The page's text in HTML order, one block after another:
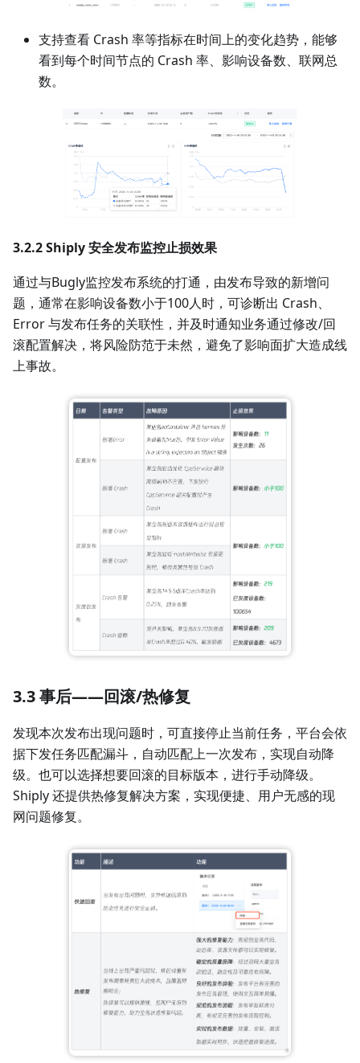
支持查看 Crash 率等指标在时间上的变化趋势，能够
看到每个时间节点的 Crash 率、影响设备数、联网总
数。
3.2.2 Shiply 安全发布监控止损效果
通过与Bugly监控发布系统的打通，由发布导致的新增问
题，通常在影响设备数小于100人时，可诊断出 Crash、
Error 与发布任务的关联性，并及时通知业务通过修改/回
滚配置解决，将风险防范于未然，避免了影响面扩大造成线
上事故。
3.3 事后——回滚/热修复
发现本次发布出现问题时，可直接停止当前任务，平台会依
据下发任务匹配漏斗，自动匹配上一次发布，实现自动降
级。也可以选择想要回滚的目标版本，进行手动降级。
Shiply 还提供热修复解决方案，实现便捷、用户无感的现
网问题修复。